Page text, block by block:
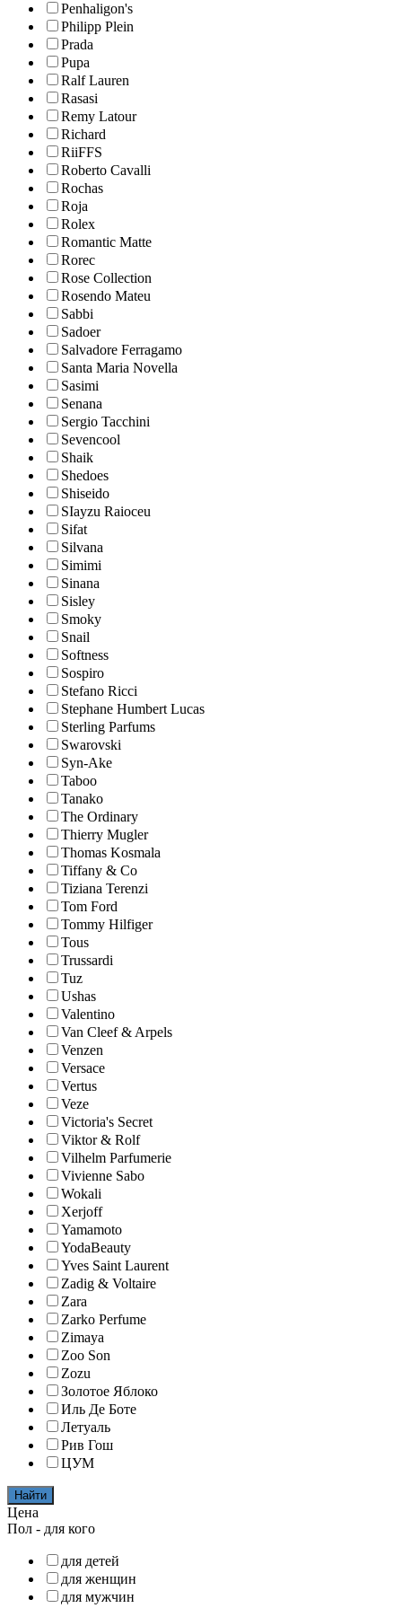
Penhaligon's
Philipp Plein
Prada
Pupa
Ralf Lauren
Rasasi
Remy Latour
Richard
RiiFFS
Roberto Cavalli
Rochas
Roja
Rolex
Romantic Matte
Rorec
Rose Collection
Rosendo Mateu
Sabbi
Sadoer
Salvadore Ferragamo
Santa Maria Novella
Sasimi
Senana
Sergio Tacchini
Sevencool
Shaik
Shedoes
Shiseido
SIayzu Raioceu
Sifat
Silvana
Simimi
Sinana
Sisley
Smoky
Snail
Softness
Sospiro
Stefano Ricci
Stephane Humbert Lucas
Sterling Parfums
Swarovski
Syn-Ake
Taboo
Tanako
The Ordinary
Thierry Mugler
Thomas Kosmala
Tiffany & Co
Tiziana Terenzi
Tom Ford
Tommy Hilfiger
Tous
Trussardi
Tuz
Ushas
Valentino
Van Cleef & Arpels
Venzen
Versace
Vertus
Veze
Victoria's Secret
Viktor & Rolf
Vilhelm Parfumerie
Vivienne Sabo
Wokali
Xerjoff
Yamamoto
YodaBeauty
Yves Saint Laurent
Zadig & Voltaire
Zara
Zarko Perfume
Zimaya
Zoo Son
Zozu
Золотое Яблоко
Иль Де Боте
Летуаль
Рив Гош
ЦУМ
Найти
Цена
Пол - для кого
для детей
для женщин
для мужчин